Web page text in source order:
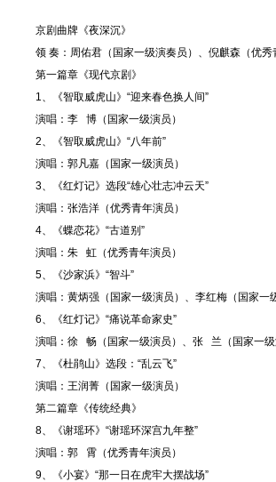
京剧曲牌《夜深沉》
领 奏：周佑君（国家一级演奏员）、倪麒森（优秀
第一篇章《现代京剧》
1、《智取威虎山》“迎来春色换人间”
演唱：李 博（国家一级演员）
2、《智取威虎山》“八年前”
演唱：郭凡嘉（国家一级演员）
3、《红灯记》选段“雄心壮志冲云天”
演唱：张浩洋（优秀青年演员）
4、《蝶恋花》“古道别”
演唱：朱 虹（优秀青年演员）
5、《沙家浜》“智斗”
演唱：黄炳强（国家一级演员）、李红梅（国家一
6、《红灯记》“痛说革命家史”
演唱：徐 畅（国家一级演员）、张 兰（国家一级
7、《杜鹃山》选段：“乱云飞”
演唱：王润菁（国家一级演员）
第二篇章《传统经典》
8、《谢瑶环》“谢瑶环深宫九年整”
演唱：郭 霄（优秀青年演员）
9、《小宴》“那一日在虎牢大摆战场”